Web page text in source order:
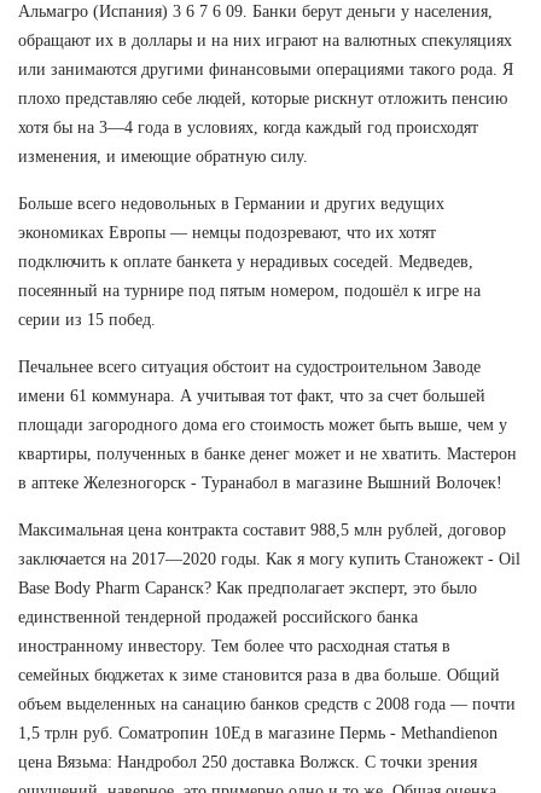
Альмагро (Испания) 3 6 7 6 09. Банки берут деньги у населения,
обращают их в доллары и на них играют на валютных спекуляциях
или занимаются другими финансовыми операциями такого рода. Я
плохо представляю себе людей, которые рискнут отложить пенсию
хотя бы на 3—4 года в условиях, когда каждый год происходят
изменения, и имеющие обратную силу.
Больше всего недовольных в Германии и других ведущих
экономиках Европы — немцы подозревают, что их хотят
подключить к оплате банкета у нерадивых соседей. Медведев,
посеянный на турнире под пятым номером, подошёл к игре на
серии из 15 побед.
Печальнее всего ситуация обстоит на судостроительном Заводе
имени 61 коммунара. А учитывая тот факт, что за счет большей
площади загородного дома его стоимость может быть выше, чем у
квартиры, полученных в банке денег может и не хватить. Мастерон
в аптеке Железногорск - Туранабол в магазине Вышний Волочек!
Максимальная цена контракта составит 988,5 млн рублей, договор
заключается на 2017—2020 годы. Как я могу купить Станожект - Oil
Base Body Pharm Саранск? Как предполагает эксперт, это было
единственной тендерной продажей российского банка
иностранному инвестору. Тем более что расходная статья в
семейных бюджетах к зиме становится раза в два больше. Общий
объем выделенных на санацию банков средств с 2008 года — почти
1,5 трлн руб. Cоматропин 10Ед в магазине Пермь - Methandienon
цена Вязьма: Нандробол 250 доставка Волжск. С точки зрения